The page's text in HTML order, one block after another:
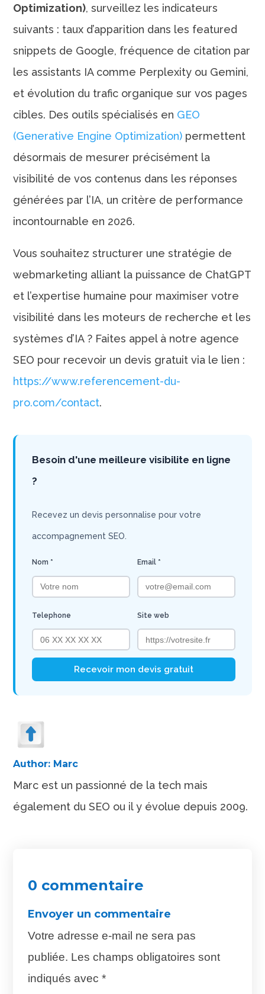
Optimization), surveillez les indicateurs
suivants : taux d’apparition dans les featured
snippets de Google, fréquence de citation par
les assistants IA comme Perplexity ou Gemini,
et évolution du trafic organique sur vos pages
cibles. Des outils spécialisés en GEO
(Generative Engine Optimization) permettent
désormais de mesurer précisément la
visibilité de vos contenus dans les réponses
générées par l’IA, un critère de performance
incontournable en 2026.
Vous souhaitez structurer une stratégie de
webmarketing alliant la puissance de ChatGPT
et l’expertise humaine pour maximiser votre
visibilité dans les moteurs de recherche et les
systèmes d’IA ? Faites appel à notre agence
SEO pour recevoir un devis gratuit via le lien :
https://www.referencement-du-
pro.com/contact.
Besoin d'une meilleure visibilite en ligne
?
Recevez un devis personnalise pour votre
accompagnement SEO.
Nom * Email *
Telephone Site web
Recevoir mon devis gratuit
Author: Marc
Marc est un passionné de la tech mais
également du SEO ou il y évolue depuis 2009.
0 commentaire
Envoyer un commentaire
Votre adresse e-mail ne sera pas
publiée. Les champs obligatoires sont
indiqués avec*